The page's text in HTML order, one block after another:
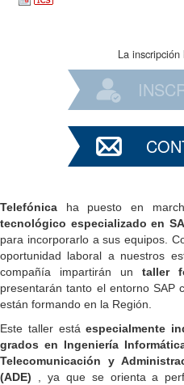
La
Telefónica ha puesto en
tecnológico especializado en
para incorporarlo a sus equipos.
oportunidad laboral a nuestros
compañía impartirán un taller
presentarán tanto el entorno SAP
están formando en la Región.
Este taller estáespecialmente
grados en Ingeniería
Telecomunicación y
(ADE) , ya que se orienta a